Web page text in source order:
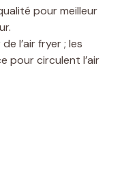
pour meilleur
l’air fryer ; les
pour circulent l’air